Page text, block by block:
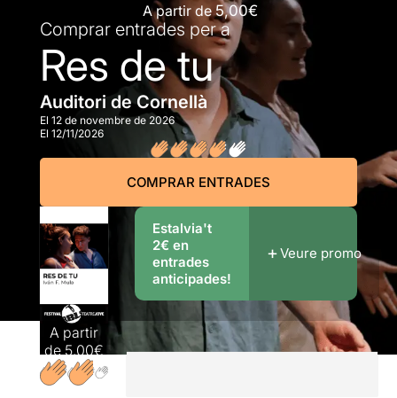
A partir de 5,00€
Comprar entrades per a
Res de tu
Auditori de Cornellà
El 12 de novembre de 2026
El 12/11/2026
COMPRAR ENTRADES
A partir
de5,00€
Estalvia't
2€ en
entrades
anticipades!
Veure promo